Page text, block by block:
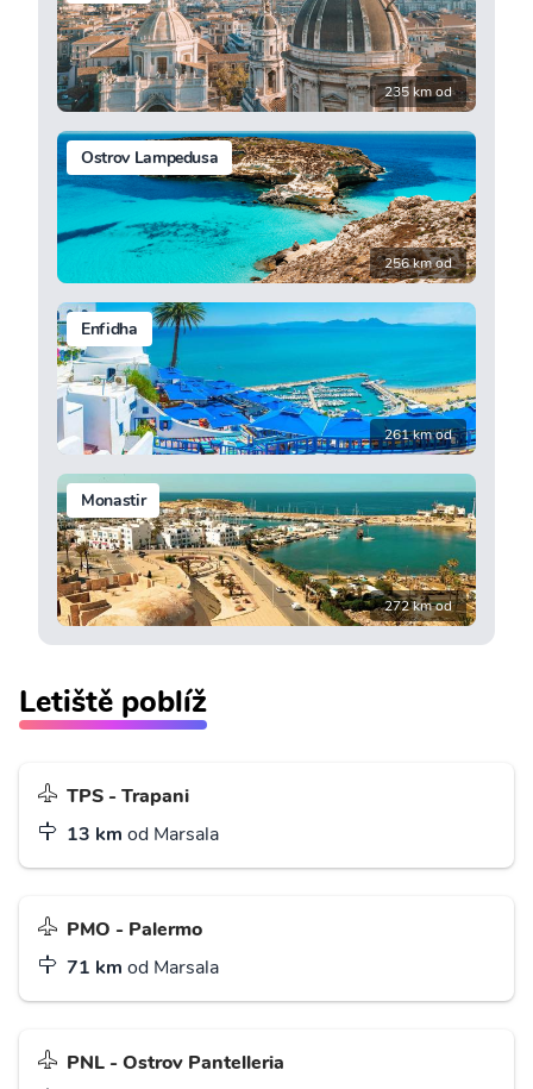
235 km od
Ostrov Lampedusa
256 km od
Enfidha
261 km od
Monastir
272 km od
Letiště poblíž
TPS - Trapani
13 km od Marsala
PMO - Palermo
71 km od Marsala
PNL - Ostrov Pantelleria